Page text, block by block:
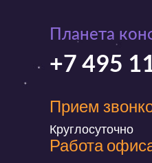
Планета
+7 495
Прием
Круглосуточно
Работа